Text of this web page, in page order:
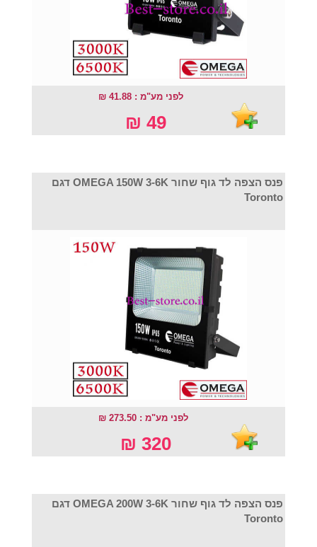
לפני מע"מ : 41.88 ₪
49 ₪
פנס הצפה לד גוף שחור OMEGA 150W 3-6K דגם
Toronto
לפני מע"מ : 273.50 ₪
320 ₪
פנס הצפה לד גוף שחור OMEGA 200W 3-6K דגם
Toronto